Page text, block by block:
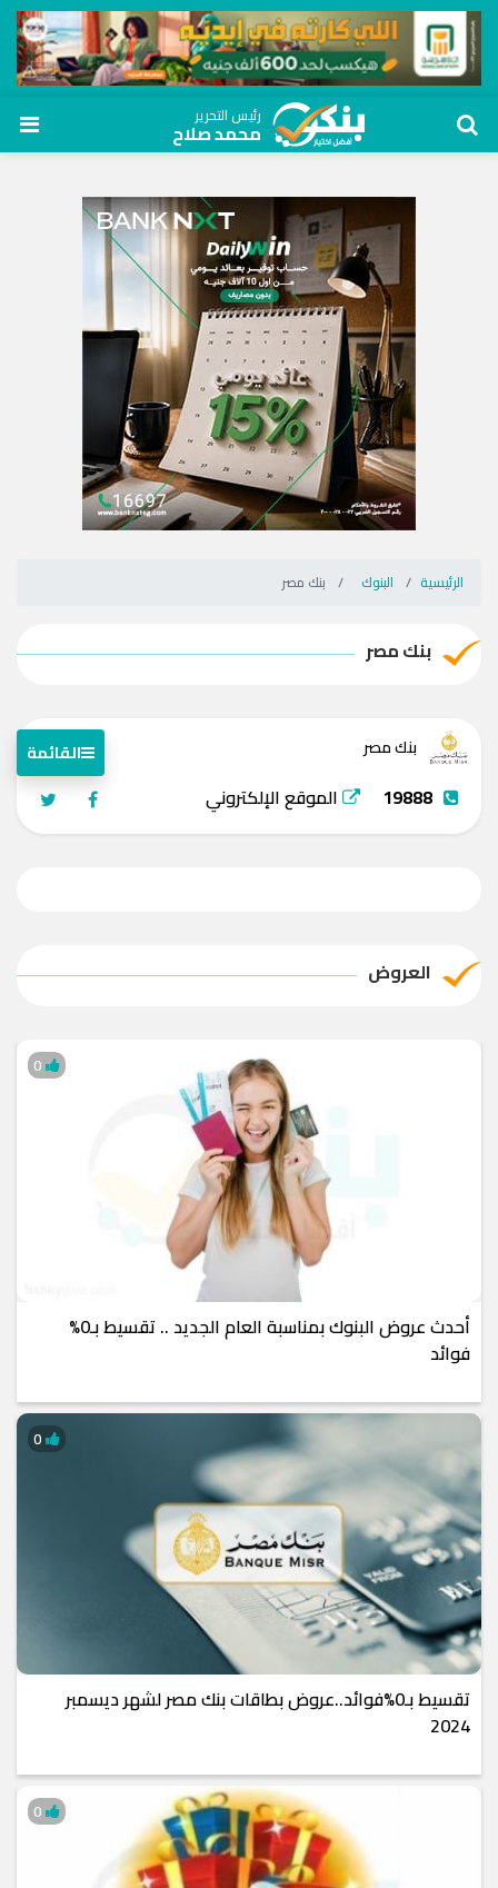
رئيس التحرير
محمد صلاح
الرئيسية البنوك بنك مصر
بنك مصر
بنك مصر القائمة
19888 الموقع الإلكتروني
العروض
أحدث عروض البنوك بمناسبة العام الجديد .. تقسيط بـ0%
فوائد
تقسيط بـ0%فوائد..عروض بطاقات بنك مصر لشهر ديسمبر
2024